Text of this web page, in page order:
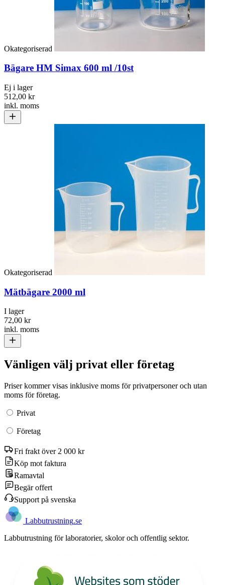
Okategoriserad
Bägare HM Simax 600 ml /10st
Ej i lager
512,00 kr
inkl. moms
Okategoriserad
Mätbägare 2000 ml
I lager
72,00 kr
inkl. moms
Vänligen välj privat eller företag
Priser kommer visas inklusive moms för privatpersoner och utan
moms för företag.
Privat
Företag
Fri frakt över 2 000 kr
Köp mot faktura
Ramavtal
Begär offert
Support på svenska
Labbutrustning.se
Labbutrustning för laboratorier, skolor och offentlig sektor.